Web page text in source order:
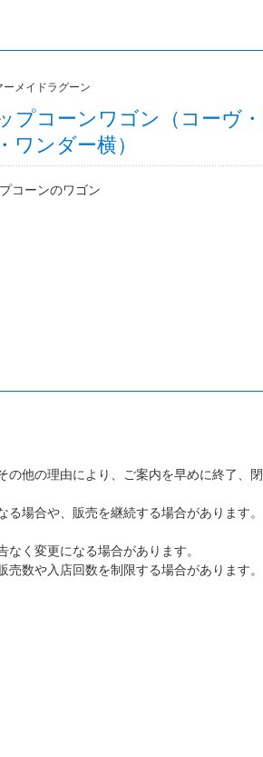
ーメイドラグーン
プコーンワゴン（コーヴ
ワンダー横）
コーンのワゴン
他の理由により、ご案内を早めに終了、
場合や、販売を継続する場合があります。
く変更になる場合があります。
数や入店回数を制限する場合があります。